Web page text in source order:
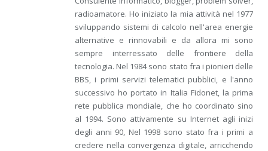
radioamatore. Ho iniziato la mia attività nel 1977
sviluppando sistemi di calcolo nell'area energie
alternative e rinnovabili e da allora mi sono
sempre interressato delle frontiere della
tecnologia. Nel 1984 sono stato fra i pionieri delle
BBS, i primi servizi telematici pubblici, e l'anno
successivo ho portato in Italia Fidonet, la prima
rete pubblica mondiale, che ho coordinato sino
al 1994. Sono attivamente su Internet agli inizi
degli anni 90, Nel 1998 sono stato fra i primi a
credere nella convergenza digitale, arricchendo